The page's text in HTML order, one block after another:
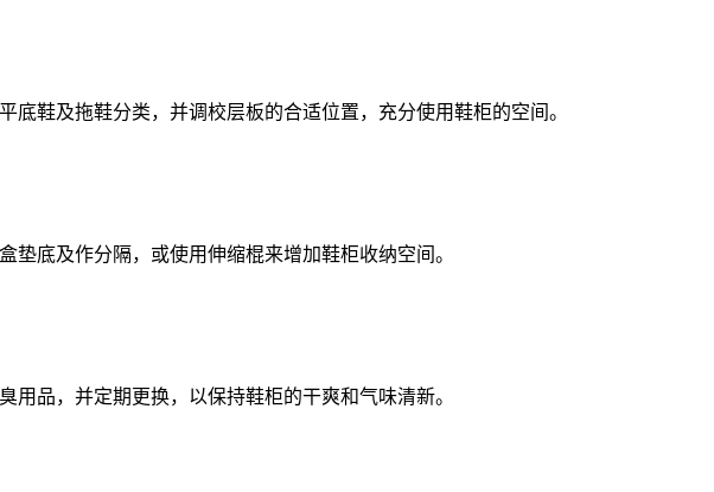
底鞋及拖鞋分类，并调校层板的合适位置，充分使用鞋柜的空间。
垫底及作分隔，或使用伸缩棍来增加鞋柜收纳空间。
用品，并定期更换，以保持鞋柜的干爽和气味清新。